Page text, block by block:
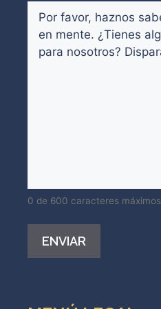
0 de 600 caracteres máximos